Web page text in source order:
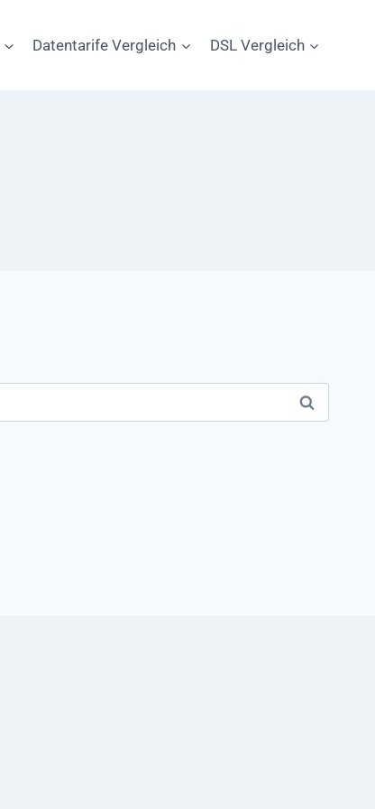
Datentarife Vergleich DSL Vergleich